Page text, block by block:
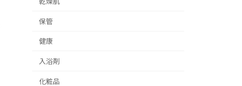
保管
健康
入浴剤
化粧品